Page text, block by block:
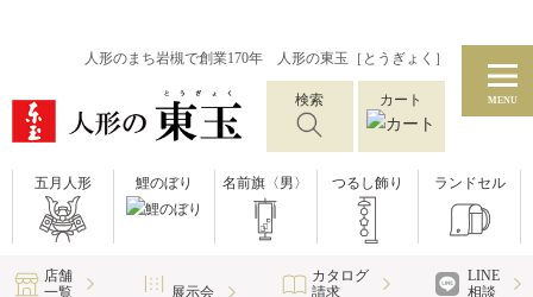
人形のまち岩槻で創業170年 人形の東玉［とうぎょく］
検索 カート MENU
五月人形 鯉のぼり 名前旗〈男〉 つるし飾り ランドセル
店舗
一覧
展示会
カタログ
請求
LINE
相談